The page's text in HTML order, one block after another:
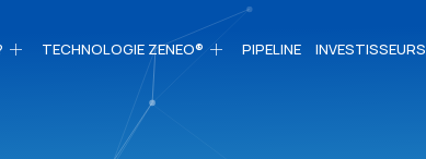
TECHNOLOGIE ZENEO® PIPELINE INVESTISSEURS